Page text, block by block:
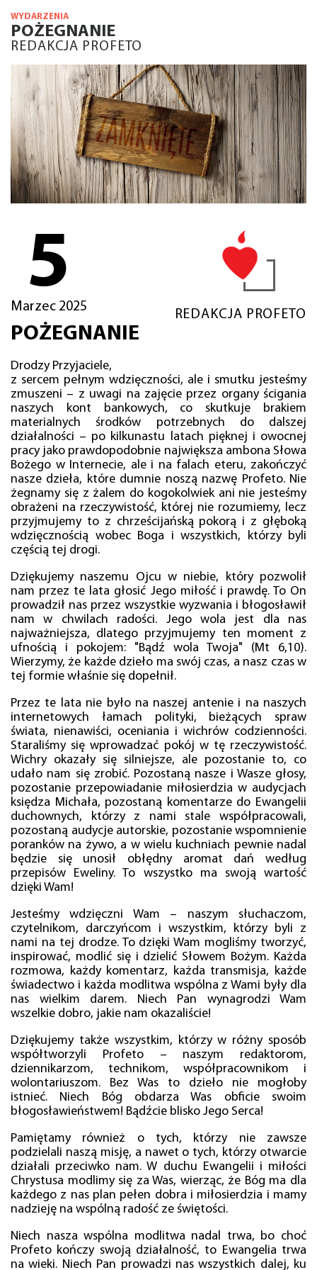
WYDARZENIA
POŻEGNANIE
REDAKCJA PROFETO
5
Marzec 2025
REDAKCJA PROFETO
POŻEGNANIE
Drodzy Przyjaciele,
z sercem pełnym wdzięczności, ale i smutku jesteśmy
zmuszeni – z uwagi na zajęcie przez organy ścigania
naszych kont bankowych, co skutkuje brakiem
materialnych środków potrzebnych do dalszej
działalności – po kilkunastu latach pięknej i owocnej
pracy jako prawdopodobnie największa ambona Słowa
Bożego w Internecie, ale i na falach eteru, zakończyć
nasze dzieła, które dumnie noszą nazwę Profeto. Nie
żegnamy się z żalem do kogokolwiek ani nie jesteśmy
obrażeni na rzeczywistość, której nie rozumiemy, lecz
przyjmujemy to z chrześcijańską pokorą i z głęboką
wdzięcznością wobec Boga i wszystkich, którzy byli
częścią tej drogi.
Dziękujemy naszemu Ojcu w niebie, który pozwolił
nam przez te lata głosić Jego miłość i prawdę. To On
prowadził nas przez wszystkie wyzwania i błogosławił
nam w chwilach radości. Jego wola jest dla nas
najważniejsza, dlatego przyjmujemy ten moment z
ufnością i pokojem: "Bądź wola Twoja" (Mt 6,10).
Wierzymy, że każde dzieło ma swój czas, a nasz czas w
tej formie właśnie się dopełnił.
Przez te lata nie było na naszej antenie i na naszych
internetowych łamach polityki, bieżących spraw
świata, nienawiści, oceniania i wichrów codzienności.
Staraliśmy się wprowadzać pokój w tę rzeczywistość.
Wichry okazały się silniejsze, ale pozostanie to, co
udało nam się zrobić. Pozostaną nasze i Wasze głosy,
pozostanie przepowiadanie miłosierdzia w audycjach
księdza Michała, pozostaną komentarze do Ewangelii
duchownych, którzy z nami stale współpracowali,
pozostaną audycje autorskie, pozostanie wspomnienie
poranków na żywo, a w wielu kuchniach pewnie nadal
będzie się unosił obłędny aromat dań według
przepisów Eweliny. To wszystko ma swoją wartość
dzięki Wam!
Jesteśmy wdzięczni Wam – naszym słuchaczom,
czytelnikom, darczyńcom i wszystkim, którzy byli z
nami na tej drodze. To dzięki Wam mogliśmy tworzyć,
inspirować, modlić się i dzielić Słowem Bożym. Każda
rozmowa, każdy komentarz, każda transmisja, każde
świadectwo i każda modlitwa wspólna z Wami były dla
nas wielkim darem. Niech Pan wynagrodzi Wam
wszelkie dobro, jakie nam okazaliście!
Dziękujemy także wszystkim, którzy w różny sposób
współtworzyli Profeto – naszym redaktorom,
dziennikarzom, technikom, współpracownikom i
wolontariuszom. Bez Was to dzieło nie mogłoby
istnieć. Niech Bóg obdarza Was obficie swoim
błogosławieństwem! Bądźcie blisko Jego Serca!
Pamiętamy również o tych, którzy nie zawsze
podzielali naszą misję, a nawet o tych, którzy otwarcie
działali przeciwko nam. W duchu Ewangelii i miłości
Chrystusa modlimy się za Was, wierząc, że Bóg ma dla
każdego z nas plan pełen dobra i miłosierdzia i mamy
nadzieję na wspólną radość ze świętości.
Niech nasza wspólna modlitwa nadal trwa, bo choć
Profeto kończy swoją działalność, to Ewangelia trwa
na wieki. Niech Pan prowadzi nas wszystkich dalej, ku